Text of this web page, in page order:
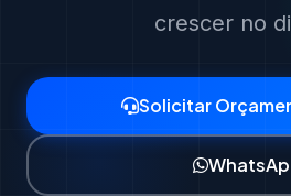
crescer no
Solicitar